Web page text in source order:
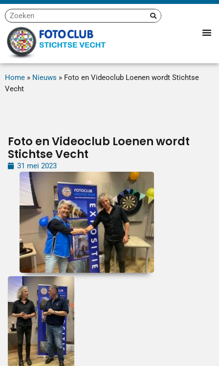
Home » Nieuws » Foto en Videoclub Loenen wordt Stichtse
Vecht
Foto en Videoclub Loenen wordt
Stichtse Vecht
31 mei 2023